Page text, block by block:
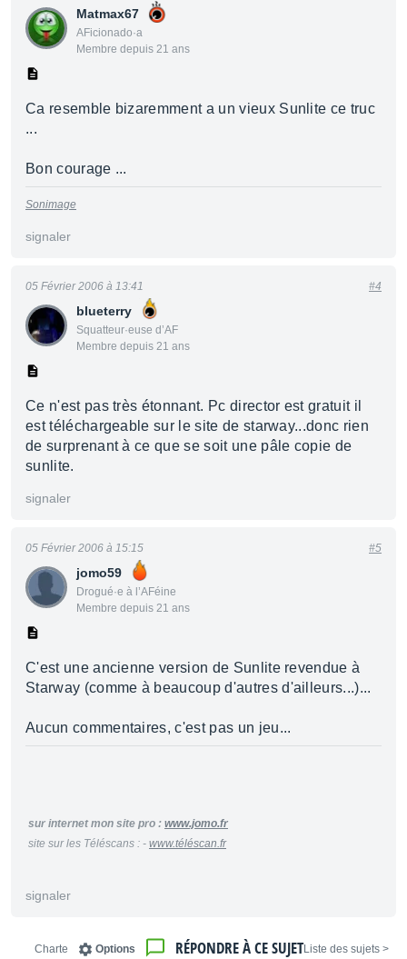
Matmax67
AFicionado·a
Membre depuis 21 ans
Ca resemble bizaremment a un vieux Sunlite ce truc
...
Bon courage ...
Sonimage
signaler
blueterry
Squatteur·euse d’AF
Membre depuis 21 ans
05 Février 2006 à 13:41 #4
Ce n'est pas très étonnant. Pc director est gratuit il
est téléchargeable sur le site de starway...donc rien
de surprenant à ce que se soit une pâle copie de
sunlite.
signaler
jomo59
Drogué·e à l’AFéine
Membre depuis 21 ans
05 Février 2006 à 15:15 #5
C'est une ancienne version de Sunlite revendue à
Starway (comme à beaucoup d'autres d'ailleurs...)...
Aucun commentaires, c'est pas un jeu...
sur internet mon site pro : www.jomo.fr
site sur les Téléscans : - www.téléscan.fr
signaler
< Liste des sujets
RÉPONDRE À CE SUJET
Options
Charte